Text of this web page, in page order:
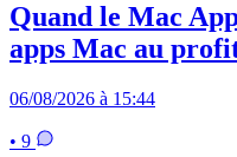
Quand le Mac
apps Mac au
06/08/2026 à 15:44
• 9